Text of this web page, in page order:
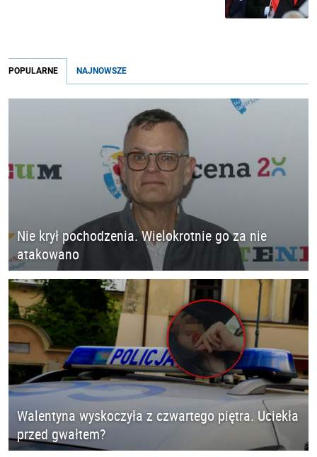
POPULARNE NAJNOWSZE
Nie krył pochodzenia. Wielokrotnie go za nie
atakowano
Walentyna wyskoczyła z czwartego piętra. Uciekła
przed gwałtem?